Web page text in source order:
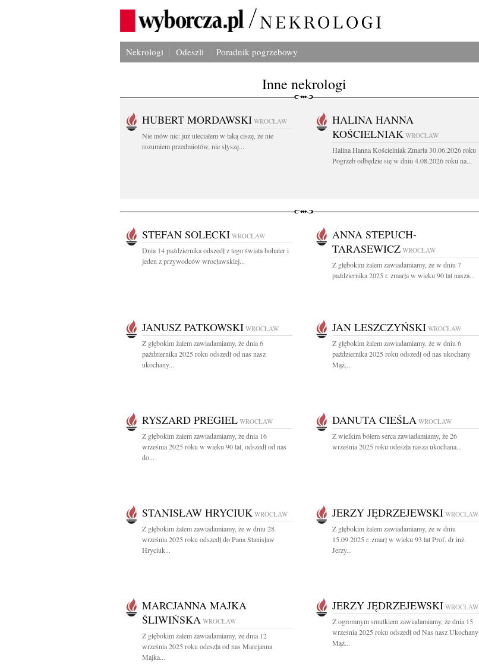
Nekrologi Odeszli Poradnik pogrzebowy
Inne nekrologi
HUBERT MORDAWSKI WROCŁAW
Nie mów nic: już uleciałem w taką ciszę, że nie
rozumiem przedmiotów, nie słyszę...
HALINA HANNA
KOŚCIELNIAK WROCŁAW
Halina Hanna Kościelniak Zmarła 30.06.2026 roku
Pogrzeb odbędzie się w dniu 4.08.2026 roku na...
STEFAN SOLECKI WROCŁAW
Dnia 14 października odszedł z tego świata bohater i
jeden z przywodców wrocławskiej...
ANNA STEPUCH-
TARASEWICZ WROCŁAW
Z głębokim żalem zawiadamiamy, że w dniu 7
października 2025 r. zmarła w wieku 90 lat nasza...
JANUSZ PATKOWSKI WROCŁAW
Z głębokim żalem zawiadamiamy, że dnia 6
października 2025 roku odszedł od nas nasz
ukochany...
JAN LESZCZYŃSKI WROCŁAW
Z głębokim żalem zawiadamiamy, że w dniu 6
października 2025 roku odszedł od nas ukochany
Mąż,...
RYSZARD PREGIEL WROCŁAW
Z głębokim żalem zawiadamiamy, że dnia 16
września 2025 roku w wieku 90 lat, odszedł od nas
do...
DANUTA CIEŚLA WROCŁAW
Z wielkim bólem serca zawiadamiamy, że 26
września 2025 roku odeszła nasza ukochana...
STANISŁAW HRYCIUK WROCŁAW
Z głębokim żalem zawiadamiamy, że w dniu 28
września 2025 roku odszedł do Pana Stanisław
Hryciuk...
JERZY JĘDRZEJEWSKI WROCŁAW
Z głębokim żalem zawiadamiamy, że w dniu
15.09.2025 r. zmarł w wieku 93 lat Prof. dr inż.
Jerzy...
MARCJANNA MAJKA
ŚLIWIŃSKA WROCŁAW
Z głębokim żalem zawiadamiamy, że dnia 12
września 2025 roku odeszła od nas Marcjanna
Majka...
JERZY JĘDRZEJEWSKI WROCŁAW
Z ogromnym smutkiem zawiadamiamy, że dnia 15
września 2025 roku odszedł od Nas nasz Ukochany
Mąż...